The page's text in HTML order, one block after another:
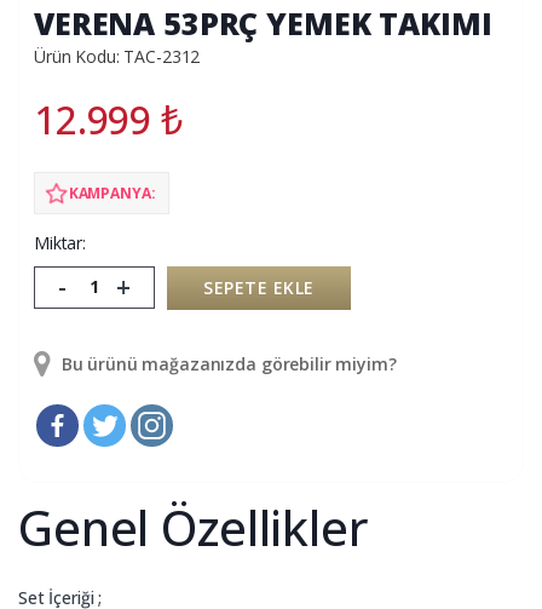
VERENA 53PRÇ YEMEK TAKIMI
Ürün Kodu: TAC-2312
12.999₺
KAMPANYA:
Miktar:
- + SEPETE EKLE
Bu ürünü mağazanızda görebilir miyim?
Genel Özellikler
Set İçeriği ;